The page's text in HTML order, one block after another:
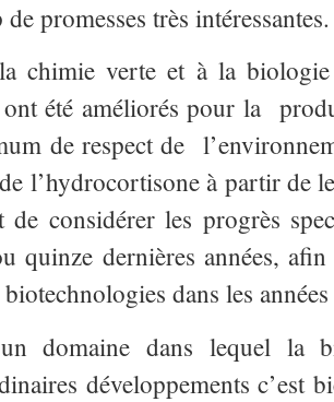
promesses très intéressantes.
chimie verte et à la biologie
été améliorés pour la
de respect de
l’hydrocortisone à partir de
de considérer les progrès
quinze dernières années,
dans les
domaine dans lequel la
développements c’est